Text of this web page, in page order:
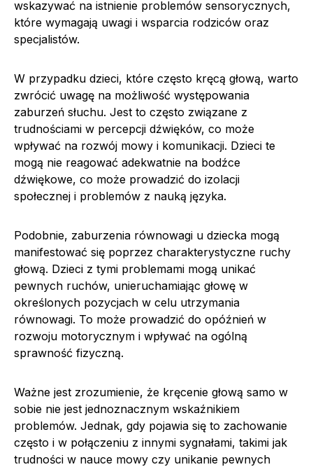
wskazywać na istnienie problemów sensorycznych,
które wymagają uwagi i wsparcia rodziców oraz
specjalistów.
W przypadku dzieci, które często kręcą głową, warto
zwrócić uwagę na możliwość występowania
zaburzeń słuchu. Jest to często związane z
trudnościami w percepcji dźwięków, co może
wpływać na rozwój mowy i komunikacji. Dzieci te
mogą nie reagować adekwatnie na bodźce
dźwiękowe, co może prowadzić do izolacji
społecznej i problemów z nauką języka.
Podobnie, zaburzenia równowagi u dziecka mogą
manifestować się poprzez charakterystyczne ruchy
głową. Dzieci z tymi problemami mogą unikać
pewnych ruchów, unieruchamiając głowę w
określonych pozycjach w celu utrzymania
równowagi. To może prowadzić do opóźnień w
rozwoju motorycznym i wpływać na ogólną
sprawność fizyczną.
Ważne jest zrozumienie, że kręcenie głową samo w
sobie nie jest jednoznacznym wskaźnikiem
problemów. Jednak, gdy pojawia się to zachowanie
często i w połączeniu z innymi sygnałami, takimi jak
trudności w nauce mowy czy unikanie pewnych